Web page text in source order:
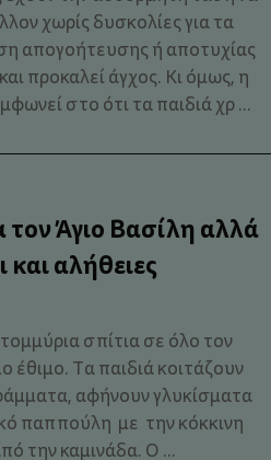
χωρίς δυσκολίες για τα
απογοήτευσης ή αποτυχίας
προκαλεί άγχος. Κι όμως, η
στο ότι τα παιδιά χρ ...
τον Άγιο Βασίλη αλλά
αλήθειες
σπίτια σε όλο τον
έθιμο. Τα παιδιά κοιτάζουν
αφήνουν γλυκίσματα
παππούλη με την κόκκινη
την καμινάδα. Ο ...